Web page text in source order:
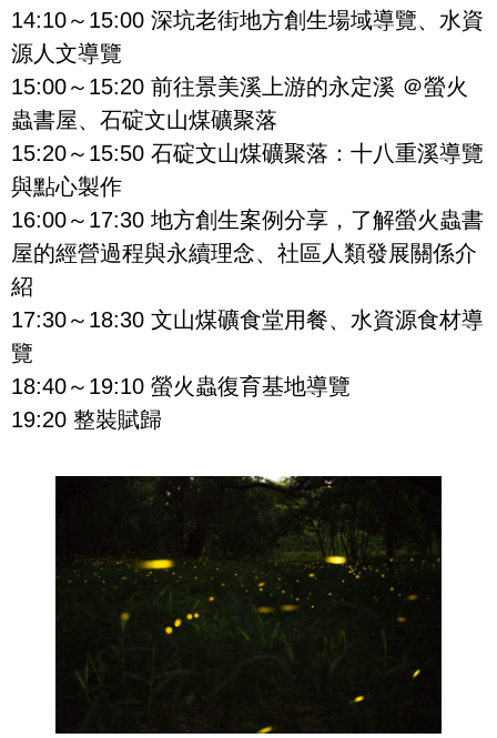
14:10～15:00 深坑老街地方創生場域導覽、水資
源人文導覽
15:00～15:20 前往景美溪上游的永定溪 ＠螢火
蟲書屋、石碇文山煤礦聚落
15:20～15:50 石碇文山煤礦聚落：十八重溪導覽
與點心製作
16:00～17:30 地方創生案例分享，了解螢火蟲書
屋的經營過程與永續理念、社區人類發展關係介
紹
17:30～18:30 文山煤礦食堂用餐、水資源食材導
覽
18:40～19:10 螢火蟲復育基地導覽
19:20 整裝賦歸